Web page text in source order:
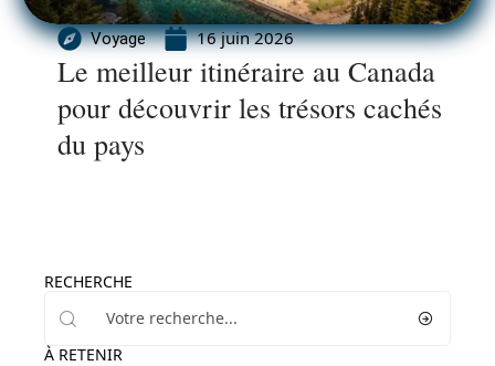
Voyage 16 juin 2026
Le meilleur itinéraire au Canada
pour découvrir les trésors cachés
du pays
RECHERCHE
À RETENIR